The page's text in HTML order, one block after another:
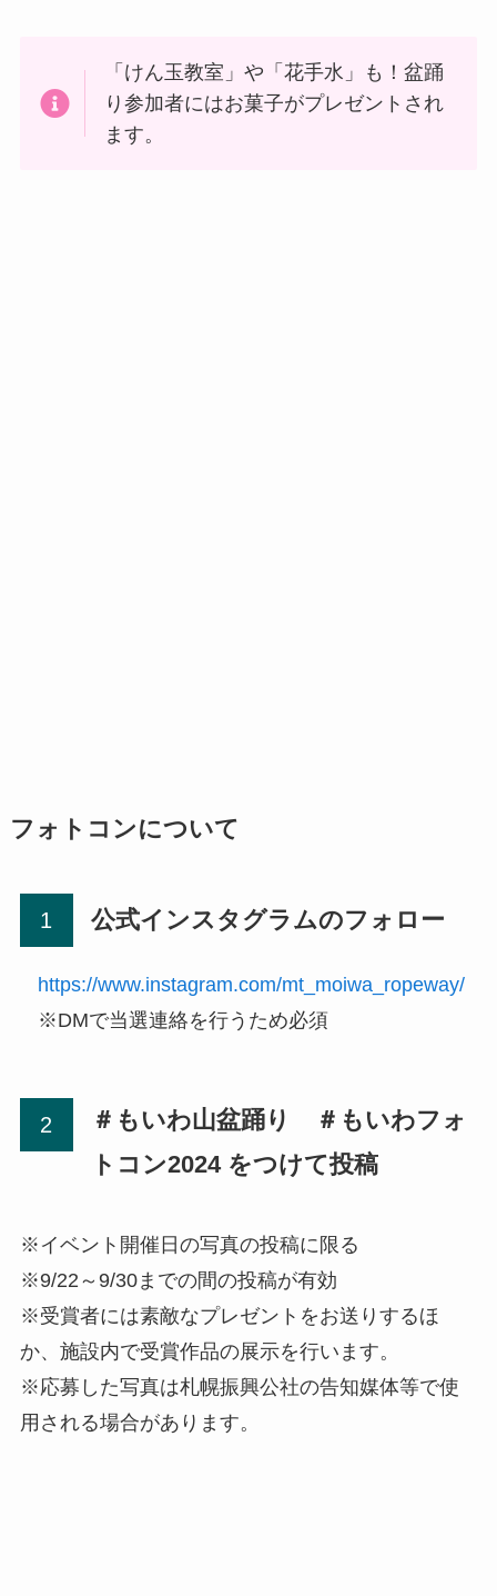
「けん玉教室」や「花手水」も！盆踊
り参加者にはお菓子がプレゼントされ
ます。
フォトコンについて
公式インスタグラムのフォロー
https://www.instagram.com/mt_moiwa_ropeway/
※DMで当選連絡を行うため必須
＃もいわ山盆踊り ＃もいわフォ
トコン2024 をつけて投稿
※イベント開催日の写真の投稿に限る
※9/22～9/30までの間の投稿が有効
※受賞者には素敵なプレゼントをお送りするほ
か、施設内で受賞作品の展示を行います。
※応募した写真は札幌振興公社の告知媒体等で使
用される場合があります。